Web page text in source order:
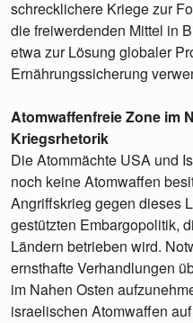
schrecklichere Kriege zur
die freiwerdenden Mittel in
etwa zur Lösung globaler
Ernährungssicherung
Atomwaffenfreie Zone im
Kriegsrhetorik
Die Atommächte USA und
noch keine Atomwaffen
Angriffskrieg gegen dieses
gestützten Embargopolitik,
Ländern betrieben wird.
ernsthafte Verhandlungen
im Nahen Osten
israelischen Atomwaffen